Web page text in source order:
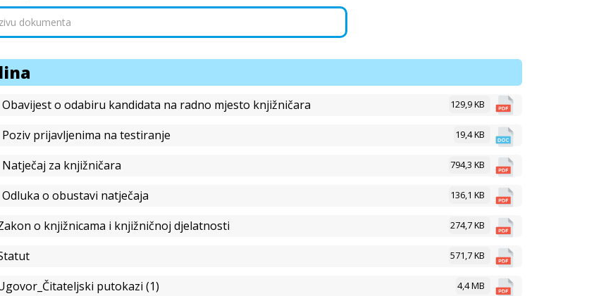
Obavijest o odabiru kandidata na radno mjesto knjižničara 129,9 KB
Poziv prijavljenima na testiranje 19,4 KB
Natječaj za knjižničara 794,3 KB
Odluka o obustavi natječaja 136,1 KB
o knjižnicama i knjižničnoj djelatnosti 274,7 KB
571,7 KB
putokazi (1) 4,4 MB